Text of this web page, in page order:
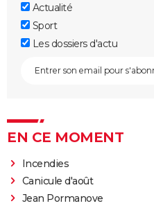
Actualité
Sport
Les dossiers d'actu
EN CE MOMENT
Incendies
Canicule d'août
Jean Pormanove